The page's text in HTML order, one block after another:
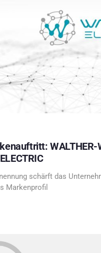
WALTHER-
schärft das
Markenprofil